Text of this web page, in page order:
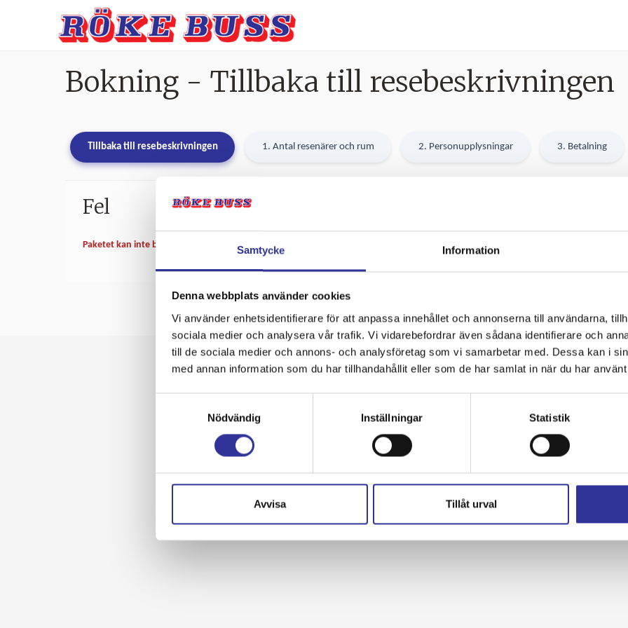
Samtycke Information
Denna webbplats använder cookies
Vi använder enhetsidentifierare för att anpassa innehållet och annonserna till användarna,
sociala medier och analysera vår trafik. Vi vidarebefordrar även sådana identifierare och
till de sociala medier och annons- och analysföretag som vi samarbetar med. Dessa kan i
med annan information som du har tillhandahållit eller som de har samlat in när du har
Nödvändig
Inställningar Statistik
Avvisa Tillåt urval
Bokning - Tillbaka till resebeskrivningen
Tillbaka till resebeskrivningen 1. Antal resenärer och rum 2. Personupplysningar 3. Betalning
Fel
Paketet kan inte bokas